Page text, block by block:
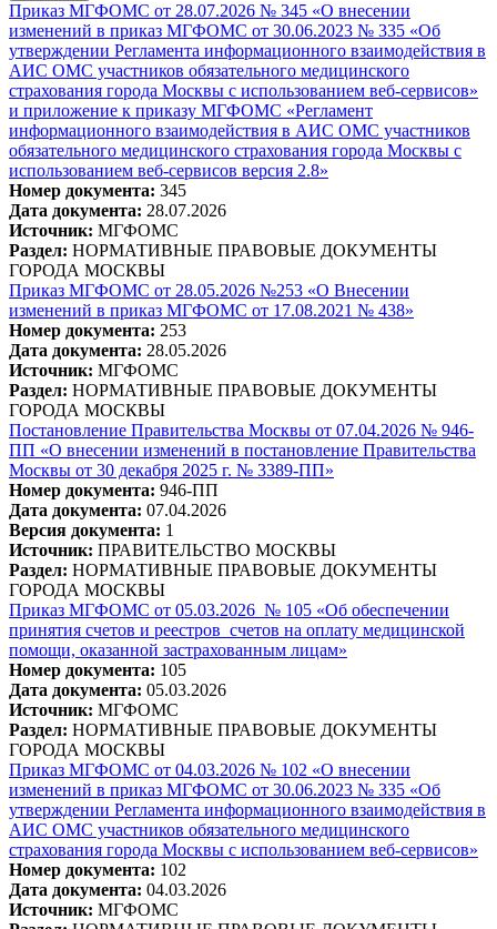
Приказ МГФОМС от 28.07.2026 № 345 «О внесении
изменений в приказ МГФОМС от 30.06.2023 № 335 «Об
утверждении Регламента информационного взаимодействия в
АИС ОМС участников обязательного медицинского
страхования города Москвы с использованием веб-сервисов»
и приложение к приказу МГФОМС «Регламент
информационного взаимодействия в АИС ОМС участников
обязательного медицинского страхования города Москвы с
использованием веб-сервисов версия 2.8»
Номер документа: 345
Дата документа: 28.07.2026
Источник: МГФОМС
Раздел: НОРМАТИВНЫЕ ПРАВОВЫЕ ДОКУМЕНТЫ
ГОРОДА МОСКВЫ
Приказ МГФОМС от 28.05.2026 №253 «О Внесении
изменений в приказ МГФОМС от 17.08.2021 № 438»
Номер документа: 253
Дата документа: 28.05.2026
Источник: МГФОМС
Раздел: НОРМАТИВНЫЕ ПРАВОВЫЕ ДОКУМЕНТЫ
ГОРОДА МОСКВЫ
Постановление Правительства Москвы от 07.04.2026 № 946-
ПП «О внесении изменений в постановление Правительства
Москвы от 30 декабря 2025 г. № 3389-ПП»
Номер документа: 946-ПП
Дата документа: 07.04.2026
Версия документа: 1
Источник: ПРАВИТЕЛЬСТВО МОСКВЫ
Раздел: НОРМАТИВНЫЕ ПРАВОВЫЕ ДОКУМЕНТЫ
ГОРОДА МОСКВЫ
Приказ МГФОМС от 05.03.2026 № 105 «Об обеспечении
принятия счетов и реестров счетов на оплату медицинской
помощи, оказанной застрахованным лицам»
Номер документа: 105
Дата документа: 05.03.2026
Источник: МГФОМС
Раздел: НОРМАТИВНЫЕ ПРАВОВЫЕ ДОКУМЕНТЫ
ГОРОДА МОСКВЫ
Приказ МГФОМС от 04.03.2026 № 102 «О внесении
изменений в приказ МГФОМС от 30.06.2023 № 335 «Об
утверждении Регламента информационного взаимодействия в
АИС ОМС участников обязательного медицинского
страхования города Москвы с использованием веб-сервисов»
Номер документа: 102
Дата документа: 04.03.2026
Источник: МГФОМС